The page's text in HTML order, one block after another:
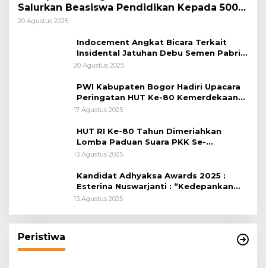
Salurkan Beasiswa Pendidikan Kepada 500
Pelajar
20 Agustus 2025
Indocement Angkat Bicara Terkait
Insidental Jatuhan Debu Semen Pabrik
Citeureup
20 Agustus 2025
PWI Kabupaten Bogor Hadiri Upacara
Peringatan HUT Ke-80 Kemerdekaan
RI, di Lapangan Tegar Beriman
17 Agustus 2025
HUT RI Ke-80 Tahun Dimeriahkan
Lomba Paduan Suara PKK Se-
Kabupaten Bogor
13 Agustus 2025
Kandidat Adhyaksa Awards 2025 :
Esterina Nuswarjanti : “Kedepankan
Keadilan Restoratif Wujudkan
13 Agustus 2025
Peristiwa